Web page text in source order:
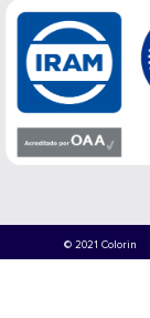
© 2021 Colorin